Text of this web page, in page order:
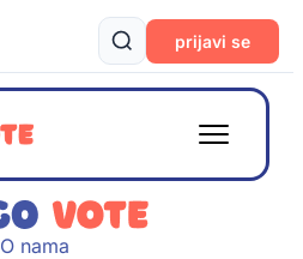
prijavi se
O nama